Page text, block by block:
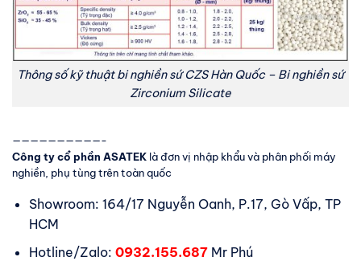
Thông số kỹ thuật bi nghiền sứ CZS Hàn Quốc – Bi nghiền sứ
Zirconium Silicate
——————————-
Công ty cổ phần ASATEK là đơn vị nhập khẩu và phân phối máy
nghiền, phụ tùng trên toàn quốc
Showroom: 164/17 Nguyễn Oanh, P.17, Gò Vấp, TP
HCM
Hotline/Zalo: 0932.155.687Mr Phú